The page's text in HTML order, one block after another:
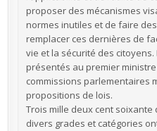
proposer des mécanismes
normes inutiles et de faire
remplacer ces dernières de
vie et la sécurité des
présentés au premier
commissions parlementaires
propositions de lois.
Trois mille deux cent
divers grades et catégories